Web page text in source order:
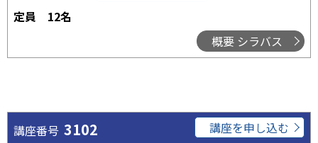
定員
12名
概要 シラバス
講座番号 3102
講座を申し込む